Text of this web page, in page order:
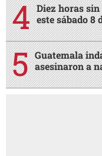
Diez horas
este sábado 8
Guatemala
asesinaron a